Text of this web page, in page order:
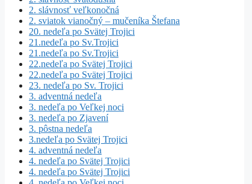
2. slávnosť veľkonočná
2. sviatok vianočný – mučeníka Štefana
20. nedeľa po Svätej Trojici
21.nedeľa po Sv.Trojici
21.nedeľa po Sv.Trojici
22.nedeľa po Svätej Trojici
22.nedeľa po Svätej Trojici
23. nedeľa po Sv. Trojici
3. adventná nedeľa
3. nedeľa po Veľkej noci
3. nedeľa po Zjavení
3. pôstna nedeľa
3.nedeľa po Svätej Trojici
4. adventná nedeľa
4. nedeľa po Svätej Trojici
4. nedeľa po Svätej Trojici